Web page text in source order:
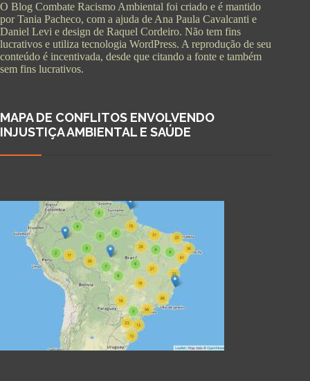
O Blog Combate Racismo Ambiental foi criado e é mantido
por Tania Pacheco, com a ajuda de Ana Paula Cavalcanti e
Daniel Levi e design de Raquel Cordeiro. Não tem fins
lucrativos e utiliza tecnologia WordPress. A reprodução de seu
conteúdo é incentivada, desde que citando a fonte e também
sem fins lucrativos.
MAPA DE CONFLITOS ENVOLVENDO
INJUSTIÇA AMBIENTAL E SAÚDE